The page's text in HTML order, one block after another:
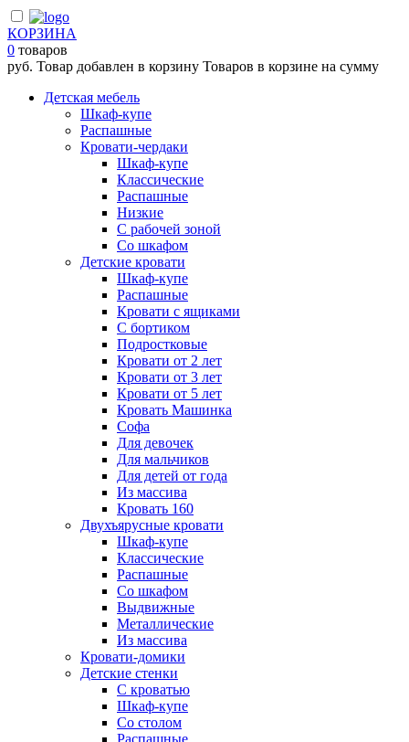
КОРЗИНА
0 товаров
руб. Товар добавлен в корзину Товаров в корзине на сумму
Детская мебель
Шкаф-купе
Распашные
Кровати-чердаки
Шкаф-купе
Классические
Распашные
Низкие
С рабочей зоной
Со шкафом
Детские кровати
Шкаф-купе
Распашные
Кровати с ящиками
С бортиком
Подростковые
Кровати от 2 лет
Кровати от 3 лет
Кровати от 5 лет
Кровать Машинка
Софа
Для девочек
Для мальчиков
Для детей от года
Из массива
Кровать 160
Двухъярусные кровати
Шкаф-купе
Классические
Распашные
Со шкафом
Выдвижные
Металлические
Из массива
Кровати-домики
Детские стенки
С кроватью
Шкаф-купе
Со столом
Распашные